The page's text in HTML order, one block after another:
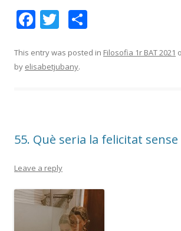
F
e
b
k
T
itt
er
m
ix
This entry was posted in Filosofia 1r BAT 2021
by elisabetjubany.
55. Què seria la felicitat
Leave a reply